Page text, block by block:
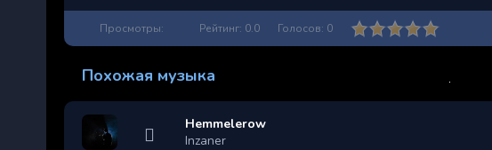
Просмотры: Рейтинг: 0.0 Голосов: 0
Похожая музыка
Hemmelerow
Inzaner